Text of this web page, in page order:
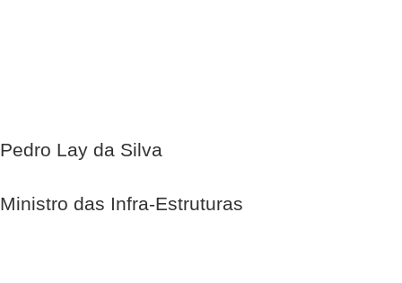
Pedro Lay da Silva
Ministro das Infra-Estruturas